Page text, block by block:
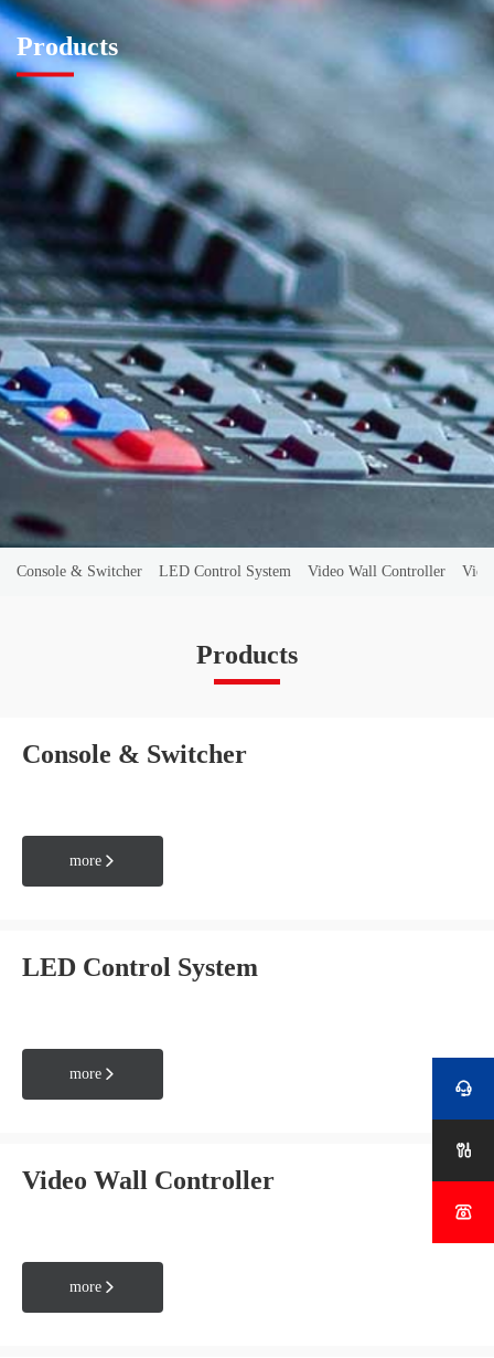
Products
Console & Switcher LED Control System Video Wall Controller
Products
Console & Switcher
more
LED Control System
more
Video Wall Controller
more


